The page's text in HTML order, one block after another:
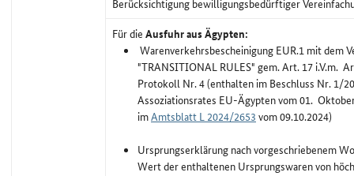
Berücksichtigung bewilligungsbedürftiger
Für die Ausfuhr aus Ägypten:
Warenverkehrsbescheinigung EUR.1 mit dem
"TRANSITIONAL RULES" gem. Art. 17 i.V.m.
Protokoll Nr. 4 (enthalten im Beschluss Nr. 1/
Assoziationsrates EU-Ägypten vom 01.
imAmtsblatt L 2024/2653 vom 09.10.2024)
Ursprungserklärung nach vorgeschriebenem
Wert der enthaltenen Ursprungswaren von